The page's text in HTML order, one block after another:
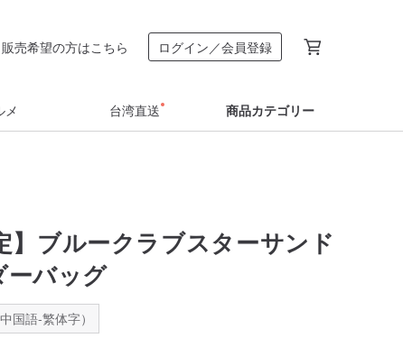
販売希望の方はこちら ログイン／会員登録
メ 台湾直送 商品カテゴリー
】ブルークラブスターサンド
バッグ
国語-繁体字）